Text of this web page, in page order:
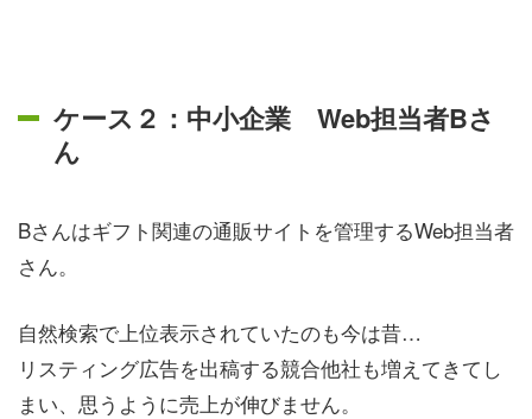
ケース２：中小企業 Web担当者Bさ
ん
Bさんはギフト関連の通販サイトを管理するWeb担当者
さん。
自然検索で上位表示されていたのも今は昔…
リスティング広告を出稿する競合他社も増えてきてし
まい、思うように売上が伸びません。